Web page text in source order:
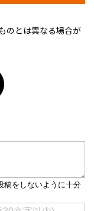
のとは異なる場合が